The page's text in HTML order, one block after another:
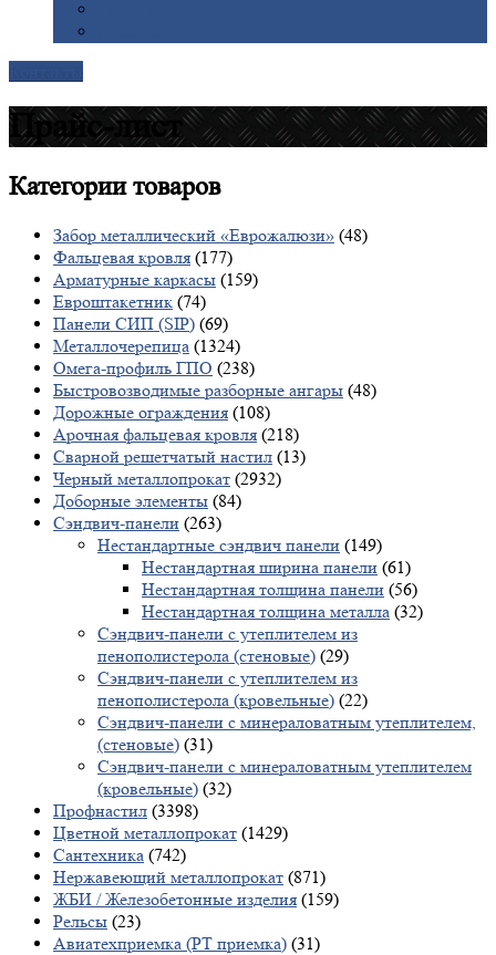
Прайс-лист
Категориитоваров
Забор металлический «Еврожалюзи» (48)
Фальцевая кровля (177)
Арматурные каркасы (159)
Евроштакетник (74)
Панели СИП (SIP) (69)
Металлочерепица (1324)
Омега-профиль ГПО (238)
Быстровозводимые разборные ангары (48)
Дорожные ограждения (108)
Арочная фальцевая кровля (218)
Сварной решетчатый настил (13)
Черный металлопрокат (2932)
Доборные элементы (84)
Сэндвич-панели (263)
Нестандартные сэндвич панели (149)
Нестандартная ширина панели (61)
Нестандартная толщина панели (56)
Нестандартная толщина металла (32)
Сэндвич-панели с утеплителем из
пенополистерола (стеновые) (29)
Сэндвич-панели с утеплителем из
пенополистерола (кровельные) (22)
Сэндвич-панели с минераловатным утеплителем,
(стеновые) (31)
Сэндвич-панели с минераловатным утеплителем
(кровельные) (32)
Профнастил (3398)
Цветной металлопрокат (1429)
Сантехника (742)
Нержавеющий металлопрокат (871)
ЖБИ / Железобетонные изделия (159)
Рельсы (23)
Авиатехприемка (РТ приемка) (31)